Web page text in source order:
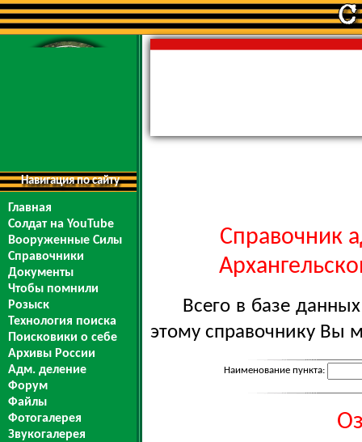
Навигация по сайту
Главная
Солдат на YouTube
Вооруженные Силы
Справочники
Документы
Чтобы помнили
Розыск
Технология поиска
Поисковики о себе
Архивы России
Адм. деление
Форум
Файлы
Фотогалерея
Звукогалерея
Справочник
Всего в базе
этому справочнику Вы
Наименование пункта: